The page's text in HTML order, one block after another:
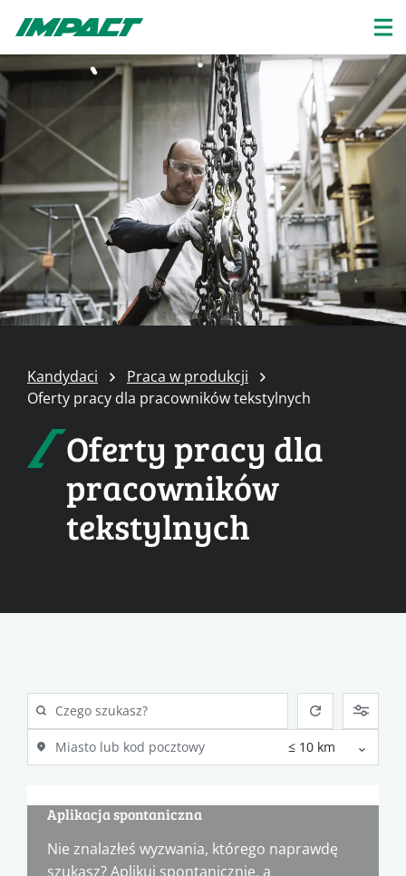
Kandydaci
Praca w produkcji
Oferty pracy dla pracowników tekstylnych
Oferty pracy dla
pracowników
tekstylnych
Aplikacja spontaniczna
Nie znalazłeś wyzwania, którego naprawdę
szukasz? Aplikuj spontanicznie, a